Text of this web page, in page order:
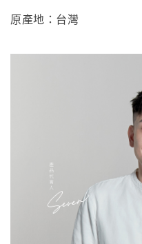
原產地：台灣